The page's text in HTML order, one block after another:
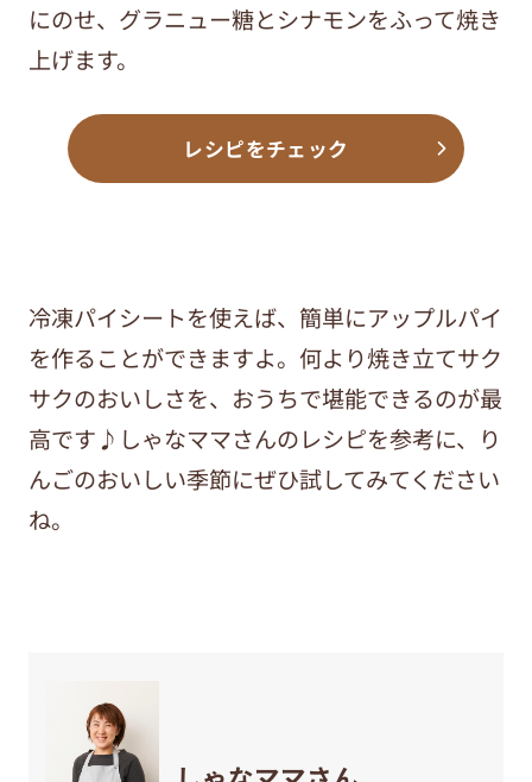
にのせ、グラニュー糖とシナモンをふって焼き
上げます。
レシピをチェック
冷凍パイシートを使えば、簡単にアップルパイ
を作ることができますよ。何より焼き立てサク
サクのおいしさを、おうちで堪能できるのが最
高です♪しゃなママさんのレシピを参考に、り
んごのおいしい季節にぜひ試してみてください
ね。